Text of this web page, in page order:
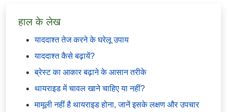
हाल के लेख
याददाश्त तेज करने के घरेलू उपाय
याददाश्त कैसे बढ़ायें?
ब्रेस्ट का आकार बढ़ाने के आसान तरीके
थायराइड में चावल खाने चाहिए या नहीं?
मामूली नहीं है थायराइड होना, जानें इसके लक्षण और उपचार